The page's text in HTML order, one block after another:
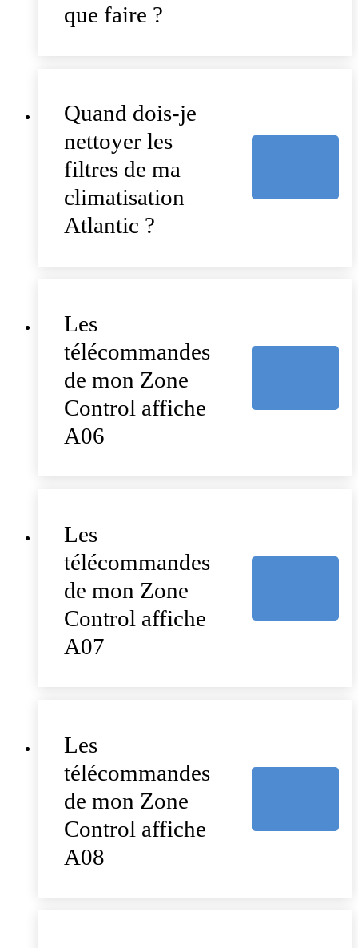
que faire ?
Quand dois-je
nettoyer les
filtres de ma
climatisation
Atlantic ?
Les
télécommandes
de mon Zone
Control affiche
A06
Les
télécommandes
de mon Zone
Control affiche
A07
Les
télécommandes
de mon Zone
Control affiche
A08